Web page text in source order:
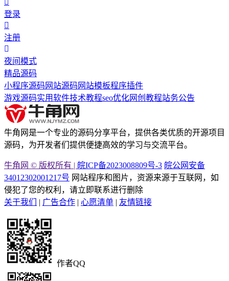
登录
注册
夜间模式
精品源码
小程序源码 网站源码 网站模板程序插件
游戏源码实用软件技术教程seo优化网创教程站务公告
牛角网是一个专业的源码分享平台，提供各类优质的开源项目
源码，为开发者们提供便捷高效的学习与交流平台。
牛角网 © 版权所有 | 皖ICP备2023008809号-3 皖公网安备
34012302001217号 网站程序和图片，资源来源于互联网，如
侵犯了您的权利，请立即联系进行删除
关于我们
| 广告合作 | 心愿清单 | 友情链接
作者QQ